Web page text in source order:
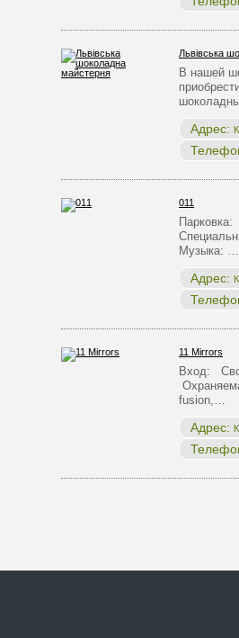
Львівська
В нашей
Адрес:
011
Музыка: …
Адрес:
11 Mirrors
Вход:
fusion,…
Адрес: